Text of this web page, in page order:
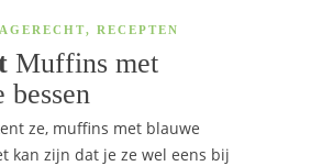
, RECEPTEN
Muffins met
bessen
ze, muffins met blauwe
kan zijn dat je ze wel eens bij